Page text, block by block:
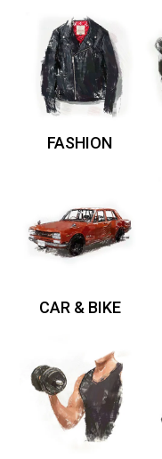
FASHION
CAR & BIKE